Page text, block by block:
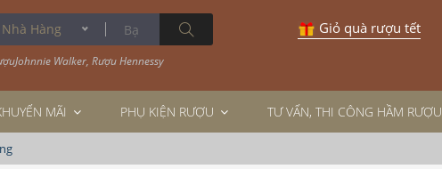
Hàng
Walker, Rượu Hennessy
Giỏ quà rượu tết
MÃI PHỤ KIỆN RƯỢU TƯ VẤN, THI CÔNG HẦM RƯỢU